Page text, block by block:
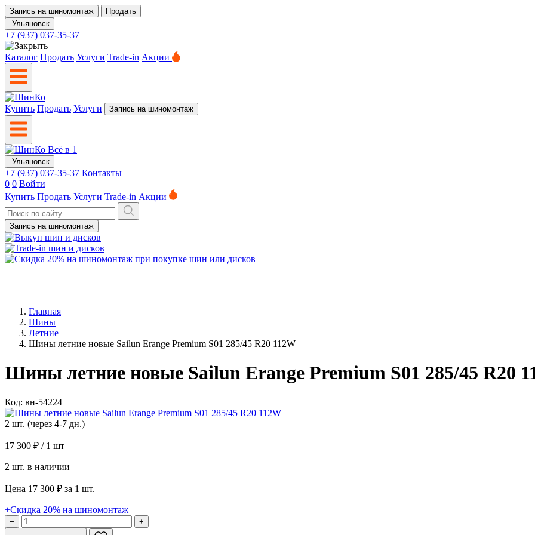
Запись на шиномонтаж
Продать
Ульяновск
+7 (937) 037-35-37
Каталог Продать Услуги Trade-in Акции
Купить Продать Услуги Запись на шиномонтаж
Ульяновск
+7 (937) 037-35-37 Контакты
0 0 Войти
Купить Продать Услуги Trade-in Акции
Запись на шиномонтаж
Главная
Шины
Летние
Шины летние новые Sailun Erange Premium S01 285/45 R20 112W
Шины летние новые Sailun Erange Premium S01 285/45 R20
Код: вн-54224
2 шт. (через 4-7 дн.)
17 300 ₽ / 1 шт
2 шт. в наличии
Цена 17 300 ₽ за 1 шт.
+Скидка 20% на шиномонтаж
− +